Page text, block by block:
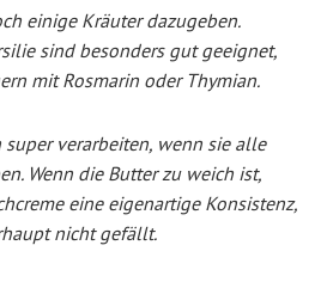
einige Kräuter dazugeben.
sind besonders gut geeignet,
mit Rosmarin oder Thymian.
verarbeiten, wenn sie alle
Wenn die Butter zu weich ist,
eine eigenartige Konsistenz,
nicht gefällt.